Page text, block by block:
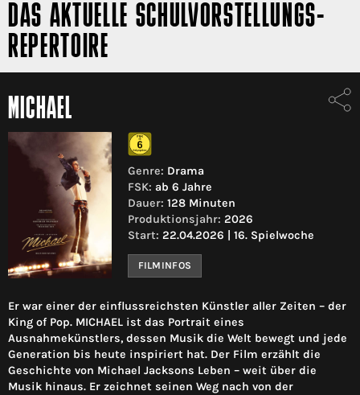
DAS AKTUELLE SCHULVORSTELLUNGS-
REPERTOIRE
MICHAEL
Genre: Drama
FSK: ab 6 Jahre
Dauer: 128 Minuten
Produktionsjahr: 2026
Start: 22.04.2026 | 16. Spielwoche
FILMINFOS
Er war einer der einflussreichsten Künstler aller Zeiten – der
King of Pop. MICHAEL ist das Portrait eines
Ausnahmekünstlers, dessen Musik die Welt bewegt und jede
Generation bis heute inspiriert hat. Der Film erzählt die
Geschichte von Michael Jacksons Leben – weit über die
Musik hinaus. Er zeichnet seinen Weg nach von der